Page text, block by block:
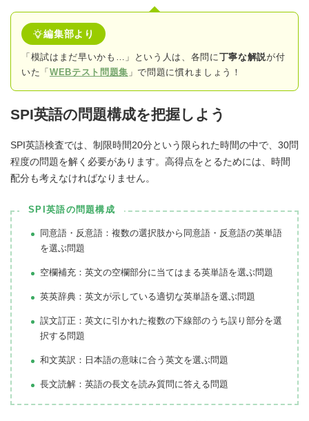
編集部より
「模試はまだ早いかも…」という人は、各問に丁寧な解説が付
いた「 WEBテスト問題集 」で問題に慣れましょう！
SPI英語の問題構成を把握しよう
SPI英語検査では、制限時間20分という限られた時間の中で、30問
程度の問題を解く必要があります。高得点をとるためには、時間
配分も考えなければなりません。
SPI英語の問題構成
同意語・反意語：複数の選択肢から同意語・反意語の英単語
を選ぶ問題
空欄補充：英文の空欄部分に当てはまる英単語を選ぶ問題
英英辞典：英文が示している適切な英単語を選ぶ問題
誤文訂正：英文に引かれた複数の下線部のうち誤り部分を選
択する問題
和文英訳：日本語の意味に合う英文を選ぶ問題
長文読解：英語の長文を読み質問に答える問題